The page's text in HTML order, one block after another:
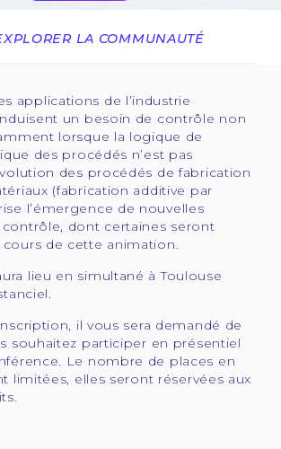
LA COMMUNAUTÉ
applications de l’industrie
un besoin de contrôle non
lorsque la logique de
des procédés n’est pas
des procédés de fabrication
(fabrication additive par
l’émergence de nouvelles
dont certaines seront
de cette animation.
lieu en simultané à Toulouse
il vous sera demandé de
souhaitez participer en présentiel
Le nombre de places en
limitées, elles seront réservées aux